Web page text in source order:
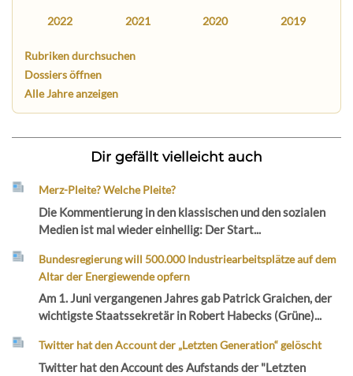
2022 2021 2020 2019
Rubriken durchsuchen
Dossiers öffnen
Alle Jahre anzeigen
Dir gefällt vielleicht auch
Merz-Pleite? Welche Pleite?
Die Kommentierung in den klassischen und den sozialen
Medien ist mal wieder einhellig: Der Start...
Bundesregierung will 500.000 Industriearbeitsplätze auf dem
Altar der Energiewende opfern
Am 1. Juni vergangenen Jahres gab Patrick Graichen, der
wichtigste Staatssekretär in Robert Habecks (Grüne)...
Twitter hat den Account der „Letzten Generation“ gelöscht
Twitter hat den Account des Aufstands der "Letzten